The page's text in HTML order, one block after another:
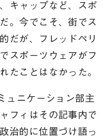
キャップなど、スポ
。今でこそ、街でス
だが、フレッドペリ
スポーツウェアがフ
たことはなかった。
ュニケーション部主
フィはその記事内で
治的に位置づけ語っ